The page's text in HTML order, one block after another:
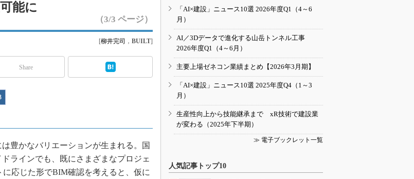
ノづくりのミライ
Japan Drone 2023
2020
メンテナンス・レジリエンスTOKYO
能に
（3/3 ページ）
[柳井完司 ， BUILT]
Share
豊かなバリエーションが生まれる。国
ラインでも、既にさまざまなプロジェ
応じた形でBIM確認を考えると、仮に
「AI×建設」ニュース10選 2026年度Q1（4～6
月）
AI／3Dデータで進化する山岳トンネル工事
2026年度Q1（4～6月）
主要上場ゼネコン業績まとめ【2026年3月期】
「AI×建設」ニュース10選 2025年度Q4（1～3
月）
生産性向上から技能継承まで xR技術で建設業
が変わる（2025年下半期）
≫ 電子ブックレット一覧
人気記事トップ10